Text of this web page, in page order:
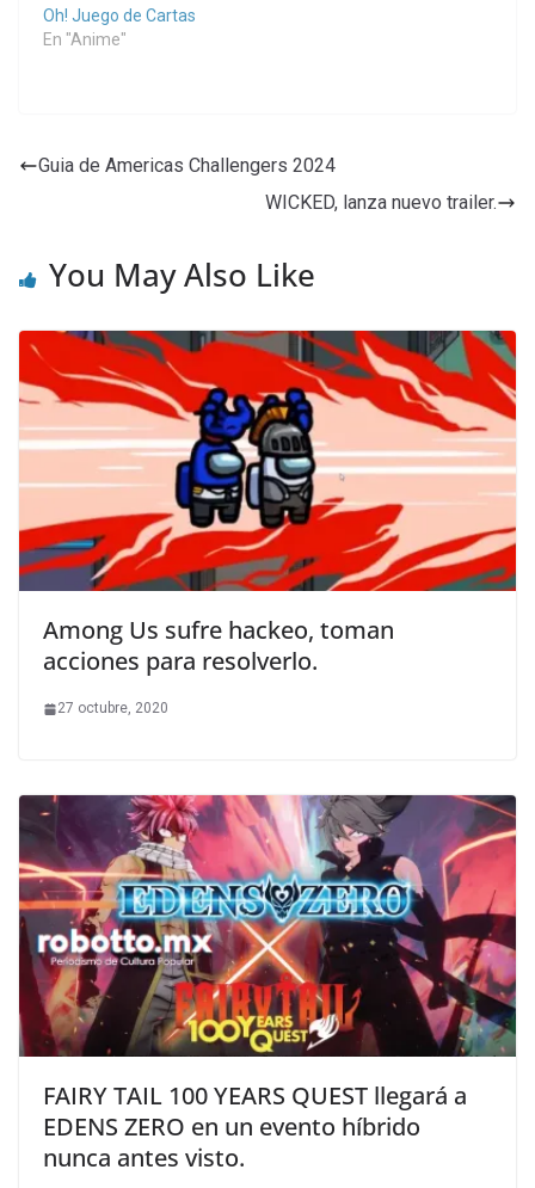
Oh! Juego de Cartas
En "Anime"
Guia de Americas Challengers 2024
WICKED, lanza nuevo trailer.
You May Also Like
Among Us sufre hackeo, toman
acciones para resolverlo.
27 octubre, 2020
FAIRY TAIL 100 YEARS QUEST llegará a
EDENS ZERO en un evento híbrido
nunca antes visto.